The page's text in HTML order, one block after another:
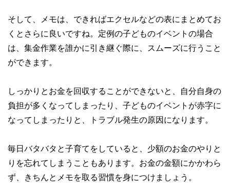
そして、メモは、できればエクセルなどの表にまとめてお
くとさらに良いですね。定例の子どものイベントの場合
は、集金作業を誰かに引き継ぐ際に、スムーズに行うこと
ができます。
しっかりとお金を回収することができないと、自分自身の
負担が多くなってしまったり、子どものイベントが赤字に
なってしまったりと、トラブル発生の原因になります。
毎日バタバタと子育てをしていると、少額のお金のやりと
りを忘れてしまうこともあります。お金の金額にかかわら
ず、きちんとメモを取る習慣を身につけましょう。